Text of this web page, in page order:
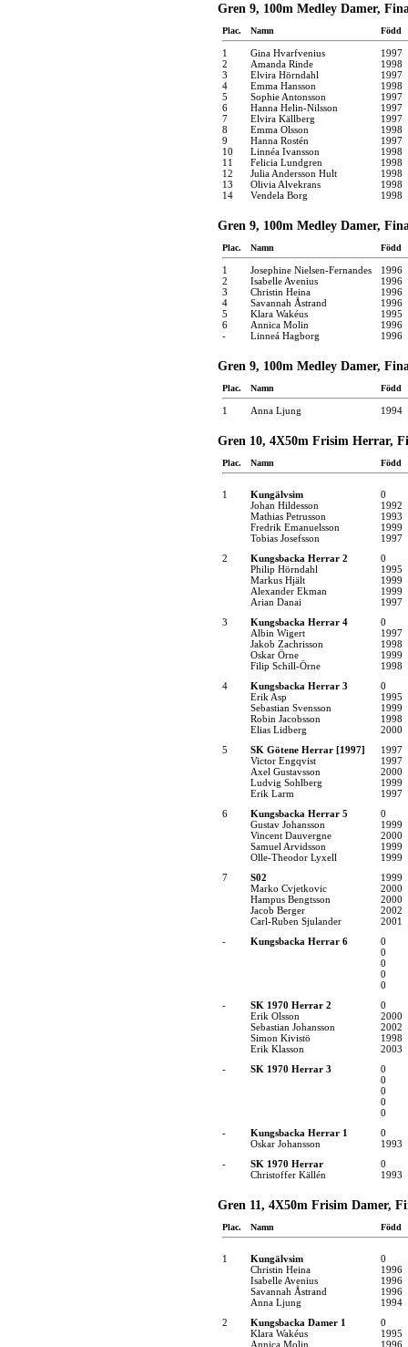
Gren 9, 100m Medley Damer,
Plac. Namn Född
1 Gina Hvarfvenius
1997
2
Amanda Rinde
1998
3
Elvira Hörndahl
1997
4
Emma Hansson
1998
5
Sophie Antonsson
1997
6
Hanna Helin-Nilsson
1997
7
Elvira Källberg
1997
8
Emma Olsson
1998
9
Hanna Rostén
1997
10
Linnéa Ivansson
1998
11
Felicia Lundgren
1998
12
Julia Andersson Hult
1998
13
Olivia Alvekrans
1998
14
Vendela Borg 1998
Gren 9, 100m Medley Damer,
Plac. Namn Född
1 Josephine Nielsen-Fernandes
1996
2
Isabelle Avenius
1996
3
Christin Heina
1996
4
Savannah Åstrand
1996
5
Klara Wakéus
1995
6
Annica Molin
1996
-
Linneá Hagborg 1996
Gren 9, 100m Medley Damer,
Plac. Namn Född
1 Anna Ljung 1994
Gren 10, 4X50m Frisim Herrar,
Plac. Namn Född
1 Kungälvsim
0
Johan Hildesson
1992
Mathias Petrusson
1993
Fredrik Emanuelsson
1999
Tobias Josefsson
1997
2
Kungsbacka Herrar 2
0
Philip Hörndahl
1995
Markus Hjält
1999
Alexander Ekman
1999
Arian Danai
1997
3
Kungsbacka Herrar 4
0
Albin Wigert
1997
Jakob Zachrisson
1998
Oskar Örne
1999
Filip Schill-Örne
1998
4
Kungsbacka Herrar 3
0
Erik Asp
1995
Sebastian Svensson
1999
Robin Jacobsson
1998
Elias Lidberg
2000
5
SK Götene Herrar [1997]
1997
Victor Engqvist
1997
Axel Gustavsson
2000
Ludvig Sohlberg
1999
Erik Larm
1997
6
Kungsbacka Herrar 5
0
Gustav Johansson
1999
Vincent Dauvergne
2000
Samuel Arvidsson
1999
Olle-Theodor Lyxell
1999
7
S02
1999
Marko Cvjetkovic
2000
Hampus Bengtsson
2000
Jacob Berger
2002
Carl-Ruben Sjulander
2001
-
Kungsbacka Herrar 6
0
0
0
0
0
-
SK 1970 Herrar 2
0
Erik Olsson
2000
Sebastian Johansson
2002
Simon Kivistö
1998
Erik Klasson
2003
-
SK 1970 Herrar 3
0
0
0
0
0
-
Kungsbacka Herrar 1
0
Oskar Johansson
1993
-
SK 1970 Herrar
0
Christoffer Källén
1993
Gren 11, 4X50m Frisim Damer,
Plac. Namn Född
1 Kungälvsim
0
Christin Heina
1996
Isabelle Avenius
1996
Savannah Åstrand
1996
Anna Ljung
1994
2
Kungsbacka Damer 1
0
Klara Wakéus
1995
Annica Molin
1996